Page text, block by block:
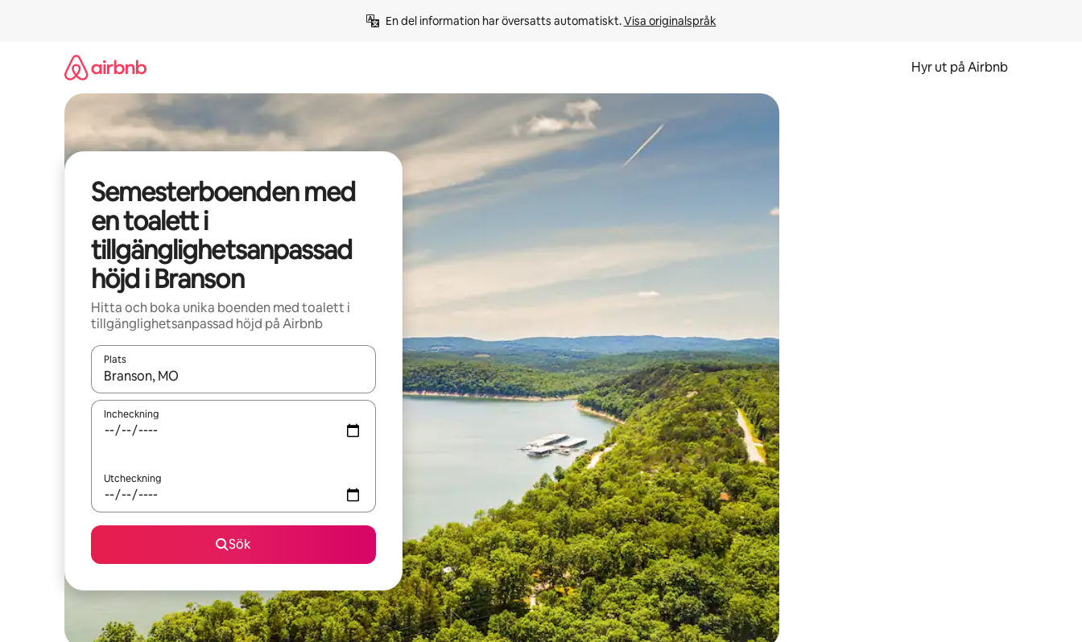
En del information har översatts automatiskt. Visa originalspråk
Hyr ut på Airbnb
Semesterboenden med
en toalett i
tillgänglighetsanpassad
höjd i Branson
Hitta och boka unika boenden med toalett i
tillgänglighetsanpassad höjd på Airbnb
Plats
När resultaten är tillgängliga kan du navigera med upp- och nedåtpilarna eller utforska genom att trycka eller svepa.
Incheckning
Utcheckning
Sök